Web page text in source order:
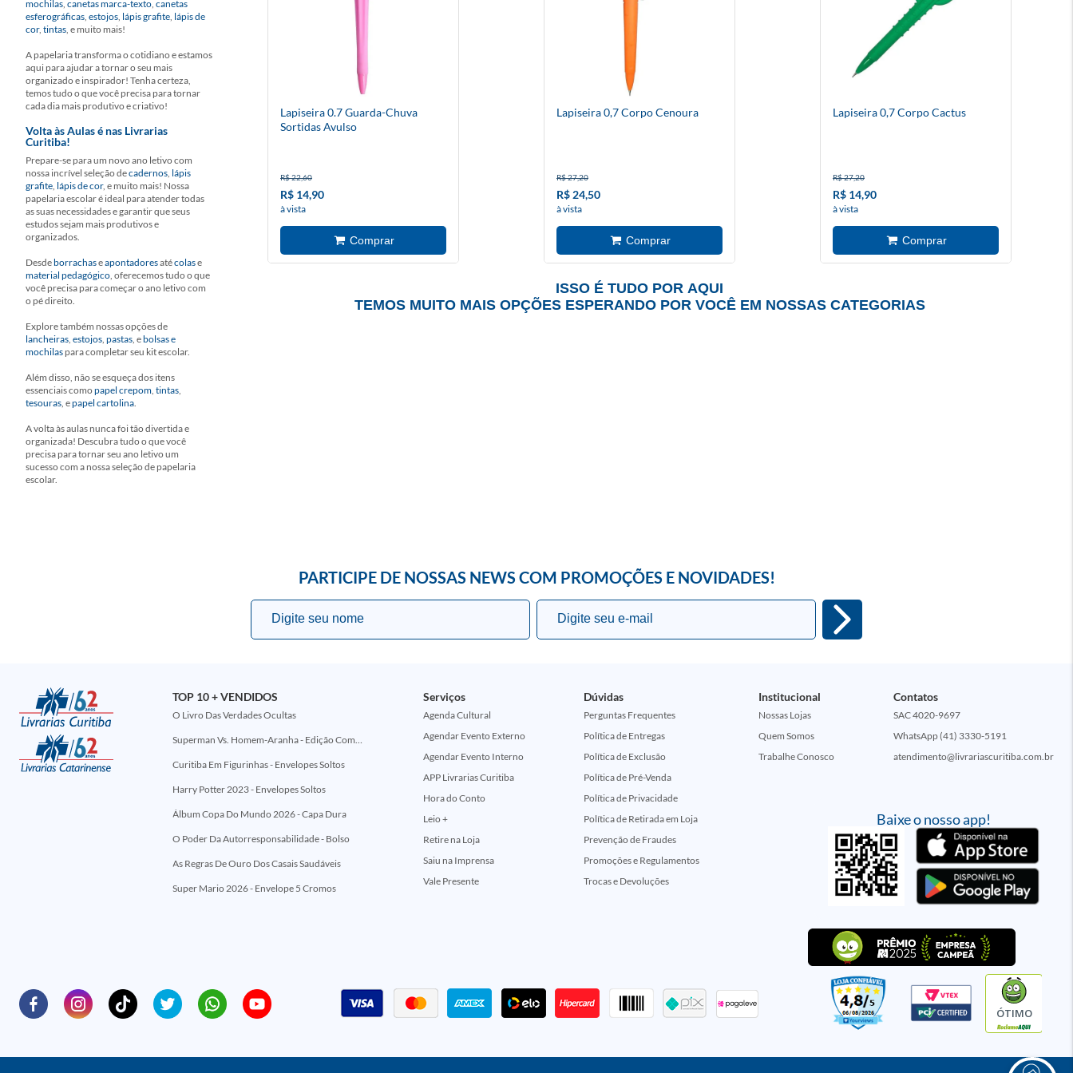
mochilas, canetas marca-texto, canetas
esferográficas, estojos, lápis grafite, lápis de
cor, tintas, e muito mais!
A papelaria transforma o cotidiano e estamos
aqui para ajudar a tornar o seu mais
organizado e inspirador! Tenha certeza,
temos tudo o que você precisa para tornar
cada dia mais produtivo e criativo!
Volta às Aulas é nas Livrarias
Curitiba!
Prepare-se para um novo ano letivo com
nossa incrível seleção decadernos, lápis
grafite, lápis de cor, e muito mais! Nossa
papelaria escolar é ideal para atender todas
as suas necessidades e garantir que seus
estudos sejam mais produtivos e
organizados.
Desdeborrachaseapontadoresatécolase
material pedagógico, oferecemos tudo o que
você precisa para começar o ano letivo com
o pé direito.
Explore também nossas opções de
lancheiras, estojos, pastas, ebolsas e
mochilas para completar seu kit escolar.
Além disso, não se esqueça dos itens
essenciais comopapel crepom, tintas,
tesouras, epapel cartolina.
A volta às aulas nunca foi tão divertida e
organizada! Descubra tudo o que você
precisa para tornar seu ano letivo um
sucesso com a nossa seleção de papelaria
escolar.
Lapiseira 0.7 Guarda-Chuva
Sortidas Avulso
R$ 22,60
R$ 14,90
à vista
Lapiseira 0,7 Corpo Cenoura
R$ 27,20
R$ 24,50
à vista
Lapiseira 0,7 Corpo Cactus
R$ 27,20
R$ 14,90
à vista
ISSO É TUDO POR AQUI
TEMOS MUITO MAIS OPÇÕES ESPERANDO POR VOCÊ EM NOSSAS CATEGORIAS
PARTICIPE DE NOSSAS NEWS COM PROMOÇÕES E NOVIDADES!
Baixe o nosso app!
TOP 10 + VENDIDOS
O Livro Das Verdades Ocultas
Superman Vs. Homem-Aranha - Edição Comemorativa 50 Anos (Encontros Clássicos Dc E Marvel)
Curitiba Em Figurinhas - Envelopes Soltos
Harry Potter 2023 - Envelopes Soltos
Álbum Copa Do Mundo 2026 - Capa Dura
O Poder Da Autorresponsabilidade - Bolso
As Regras De Ouro Dos Casais Saudáveis
Super Mario 2026 - Envelope 5 Cromos
Serviços
Agenda Cultural
Agendar Evento Externo
Agendar Evento Interno
APP Livrarias Curitiba
Hora do Conto
Leio +
Retire na Loja
Saiu na Imprensa
Vale Presente
Dúvidas
Perguntas Frequentes
Política de Entregas
Política de Exclusão
Política de Pré-Venda
Política de Privacidade
Política de Retirada em Loja
Prevenção de Fraudes
Promoções e Regulamentos
Trocas e Devoluções
Institucional
Nossas Lojas
Quem Somos
Trabalhe Conosco
Contatos
SAC 4020-9697
WhatsApp (41) 3330-5191
atendimento@livrariascuritiba.com.br
ÓTIMO